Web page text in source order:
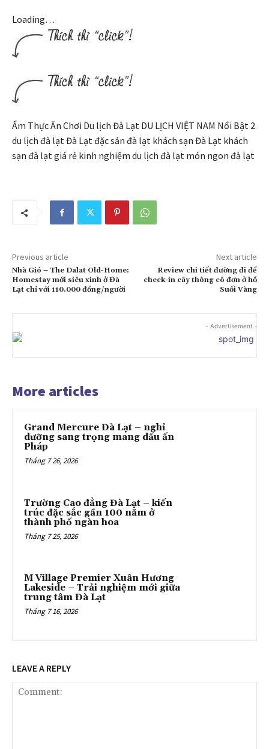
Loading…
Ẩm Thực Ăn Chơi Du lịch Đà Lạt DU LỊCH VIỆT NAM Nổi Bật 2
du lịch đà lạt Đà Lạt đặc sản đà lạt khách sạn Đà Lạt khách
sạn đà lạt giá rẻ kinh nghiệm du lịch đà lạt món ngon đà lạt
Previous article
Nhà Gió – The Dalat Old-Home:
Homestay mới siêu xinh ở Đà
Lạt chỉ với 110.000 đồng/người
Next article
Review chi tiết đường đi để
check-in cây thông cô đơn ở hồ
Suối Vàng
- Advertisement -
More articles
Grand Mercure Đà Lạt – nghỉ
dưỡng sang trọng mang dấu ấn
Pháp
Tháng 7 26, 2026
Trường Cao đẳng Đà Lạt – kiến
trúc đặc sắc gần 100 năm ở
thành phố ngàn hoa
Tháng 7 25, 2026
M Village Premier Xuân Hương
Lakeside – Trải nghiệm mới giữa
trung tâm Đà Lạt
Tháng 7 16, 2026
LEAVE A REPLY